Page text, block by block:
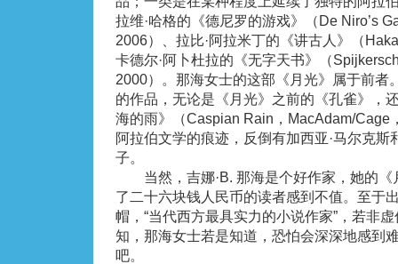
拉维·哈格的《德尼罗的游戏》（De Niro’s
2006）、拉比·阿拉米丁的《讲古人》（
卡德尔·阿卜杜拉的《无字天书》（
2000）。那海女士的这部《月光》属于前者
的作品，无论是《月光》之前的《孔雀》，
海的雨》（Caspian Rain，MacAdam/Cage
阿拉伯文学的痕迹，反倒有加西亚·马尔克斯
子。
当然，吉娜·B. 那海是个好作家，她的《
了二十六块钱人民币的读者感到不值。至于
帽，“当代西方最具实力的小说作家”，若非
知，那海女士若是知道，恐怕会深深地感到
吧。